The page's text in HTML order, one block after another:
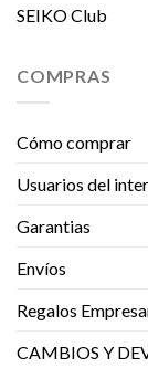
SEIKO Club
COMPRAS
Cómo comprar
Usuarios del
Garantias
Envíos
Regalos
CAMBIOS Y